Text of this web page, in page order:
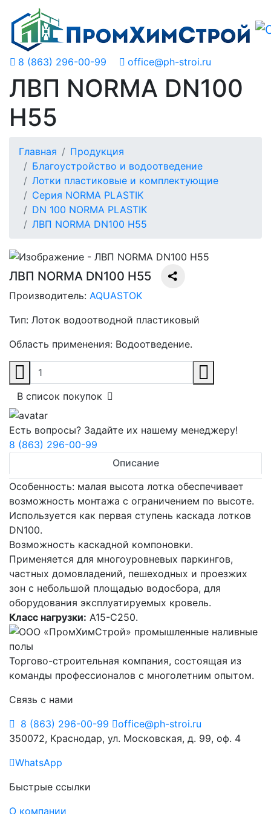
8 (863) 296-00-99 office@ph-stroi.ru
ЛВП NORMA DN100
H55
Главная
Продукция
Благоустройство и водоотведение
Лотки пластиковые и комплектующие
Серия NORMA PLASTIK
DN 100 NORMA PLASTIK
ЛВП NORMA DN100 H55
ЛВП NORMA DN100 H55
Производитель: AQUASTOK
Тип: Лоток водоотводной пластиковый
Область применения: Водоотведение.
В список покупок
Есть вопросы? Задайте их нашему менеджеру!
8 (863) 296-00-99
Описание
Особенность: малая высота лотка обеспечивает
возможность монтажа с ограничением по высоте.
Используется как первая ступень каскада лотков
DN100.
Возможность каскадной компоновки.
Применяется для многоуровневых паркингов,
частных домовладений, пешеходных и проезжих
зон с небольшой площадью водосбора, для
оборудования эксплуатируемых кровель.
Класс нагрузки: A15-C250.
Торгово-строительная компания, состоящая из
команды профессионалов с многолетним опытом.
Связь с нами
8 (863) 296-00-99
office@ph-stroi.ru
350072, Краснодар, ул. Московская, д. 99, оф. 4
WhatsApp
Быстрые ссылки
О компании